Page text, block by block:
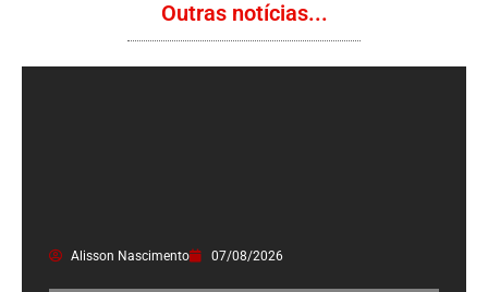
Outras notícias...
Alisson Nascimento 07/08/2026